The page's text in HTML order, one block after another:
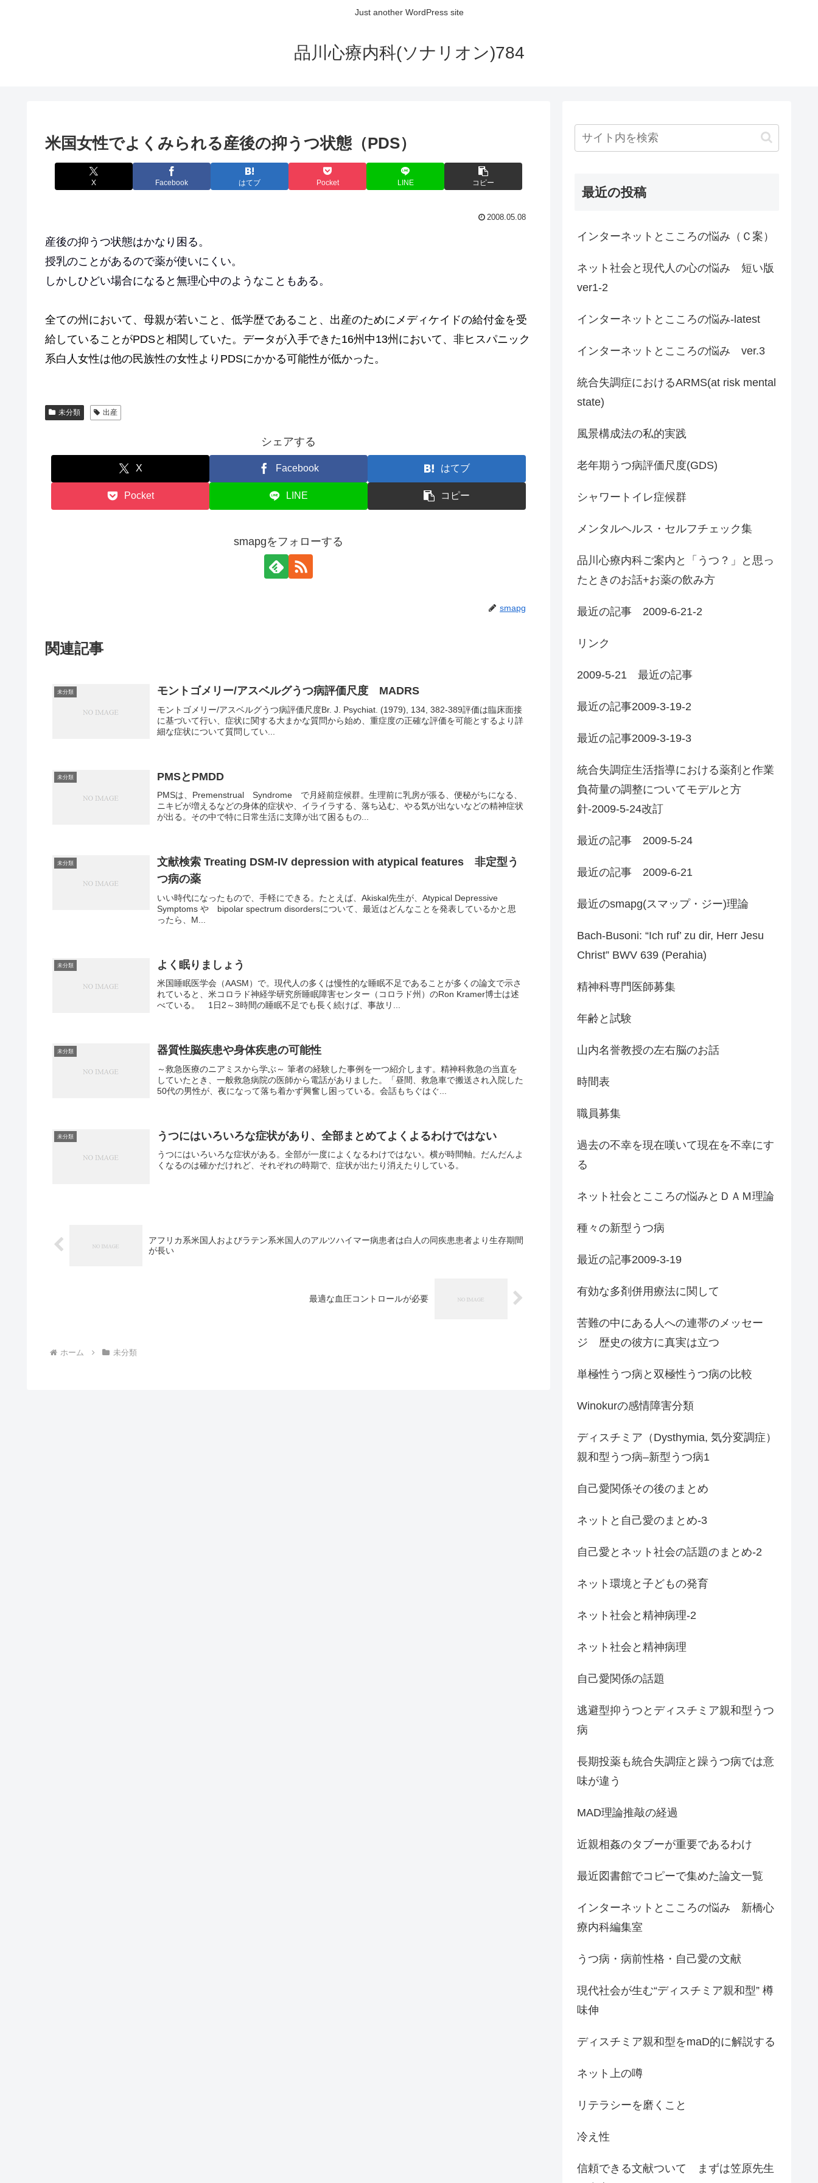
Just another WordPress site
品川心療内科(ソナリオン)784
米国女性でよくみられる産後の抑うつ状態（PDS）
X Facebook はてブ Pocket LINE コピー
2008.05.08
産後の抑うつ状態はかなり困る。
授乳のことがあるので薬が使いにくい。
しかしひどい場合になると無理心中のようなこともある。
全ての州において、母親が若いこと、低学歴であること、出産のためにメディケイドの給付金を受
給していることがPDSと相関していた。データが入手できた16州中13州において、非ヒスパニック
系白人女性は他の民族性の女性よりPDSにかかる可能性が低かった。
未分類 出産
シェアする
X Facebook はてブ
Pocket LINE コピー
smapgをフォローする
smapg
関連記事
未分類 モントゴメリー/アスベルグうつ病評価尺度 MADRS
モントゴメリー/アスベルグうつ病評価尺度Br. J. Psychiat. (1979), 134, 382-389評価は臨床面接
に基づいて行い、症状に関する大まかな質問から始め、重症度の正確な評価を可能とするより詳
細な症状について質問してい...
未分類 PMSとPMDD
PMSは、Premenstrual Syndrome で月経前症候群。生理前に乳房が張る、便秘がちになる、
ニキビが増えるなどの身体的症状や、イライラする、落ち込む、やる気が出ないなどの精神症状
が出る。その中で特に日常生活に支障が出て困るもの...
未分類
文献検索 Treating DSM-IV depression with atypical features 非定型う
つ病の薬
いい時代になったもので、手軽にできる。たとえば、Akiskal先生が、Atypical Depressive
Symptoms や bipolar spectrum disordersについて、最近はどんなことを発表しているかと思
ったら、M...
未分類 よく眠りましょう
米国睡眠医学会（AASM）で。現代人の多くは慢性的な睡眠不足であることが多くの論文で示さ
れていると、米コロラド神経学研究所睡眠障害センター（コロラド州）のRon Kramer博士は述
べている。 1日2～3時間の睡眠不足でも長く続けば、事故リ...
未分類 器質性脳疾患や身体疾患の可能性
～救急医療のニアミスから学ぶ～ 筆者の経験した事例を一つ紹介します。精神科救急の当直を
していたとき、一般救急病院の医師から電話がありました。「昼間、救急車で搬送され入院した
50代の男性が、夜になって落ち着かず興奮し困っている。会話もちぐはぐ...
未分類 うつにはいろいろな症状があり、全部まとめてよくよるわけではない
うつにはいろいろな症状がある。全部が一度によくなるわけではない。横が時間軸。だんだんよ
くなるのは確かだけれど、それぞれの時期で、症状が出たり消えたりしている。
アフリカ系米国人およびラテン系米国人のアルツハイマー病患者は白人の同疾患患者より生存期間
が長い
最適な血圧コントロールが必要
ホーム 未分類
最近の投稿
インターネットとこころの悩み（Ｃ案）
ネット社会と現代人の心の悩み 短い版
ver1-2
インターネットとこころの悩み-latest
インターネットとこころの悩み ver.3
統合失調症におけるARMS(at risk mental
state)
風景構成法の私的実践
老年期うつ病評価尺度(GDS)
シャワートイレ症候群
メンタルヘルス・セルフチェック集
品川心療内科ご案内と「うつ？」と思っ
たときのお話+お薬の飲み方
最近の記事 2009-6-21-2
リンク
2009-5-21 最近の記事
最近の記事2009-3-19-2
最近の記事2009-3-19-3
統合失調症生活指導における薬剤と作業
負荷量の調整についてモデルと方
針-2009-5-24改訂
最近の記事 2009-5-24
最近の記事 2009-6-21
最近のsmapg(スマップ・ジー)理論
Bach-Busoni: “Ich ruf’ zu dir, Herr Jesu
Christ” BWV 639 (Perahia)
精神科専門医師募集
年齢と試験
山内名誉教授の左右脳のお話
時間表
職員募集
過去の不幸を現在嘆いて現在を不幸にす
る
ネット社会とこころの悩みとＤＡＭ理論
種々の新型うつ病
最近の記事2009-3-19
有効な多剤併用療法に関して
苦難の中にある人への連帯のメッセー
ジ 歴史の彼方に真実は立つ
単極性うつ病と双極性うつ病の比較
Winokurの感情障害分類
ディスチミア（Dysthymia, 気分変調症）
親和型うつ病–新型うつ病1
自己愛関係その後のまとめ
ネットと自己愛のまとめ-3
自己愛とネット社会の話題のまとめ-2
ネット環境と子どもの発育
ネット社会と精神病理-2
ネット社会と精神病理
自己愛関係の話題
逃避型抑うつとディスチミア親和型うつ
病
長期投薬も統合失調症と躁うつ病では意
味が違う
MAD理論推敲の経過
近親相姦のタブーが重要であるわけ
最近図書館でコピーで集めた論文一覧
インターネットとこころの悩み 新橋心
療内科編集室
うつ病・病前性格・自己愛の文献
現代社会が生む“ディスチミア親和型” 樽
味伸
ディスチミア親和型をmaD的に解説する
ネット上の噂
リテラシーを磨くこと
冷え性
信頼できる文献ついて まずは笠原先生